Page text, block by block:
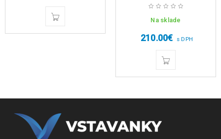
Na sklade
210.00€ s DPH